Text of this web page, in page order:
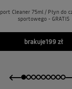
Cleaner 75ml / Płyn do
sportowego - GRATIS
brakuje199 zł